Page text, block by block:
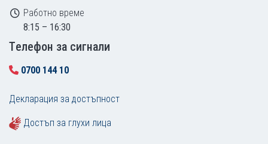
Работно време
8:15 – 16:30
Tелефон за сигнали
0700 144 10
Декларация за достъпност
Достъп за глухи лица